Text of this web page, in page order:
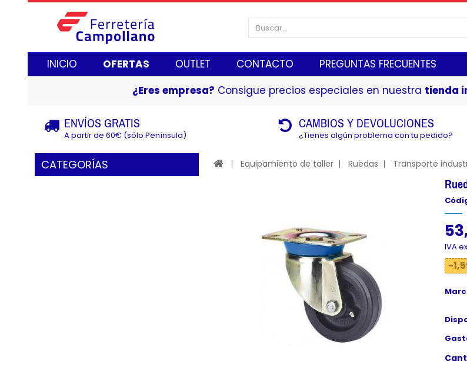
INICIO OFERTAS OUTLET CONTACTO PREGUNTAS FRECUENTES
¿Eres empresa? Consigue precios especiales en nuestra tienda
ENVÍOS GRATIS
A partir de 60€ (sólo Península)
CAMBIOS Y DEVOLUCIONES
¿Tienes algún problema con tu pedido?
CATEGORÍAS Equipamiento de taller Ruedas Transporte
IVA
-